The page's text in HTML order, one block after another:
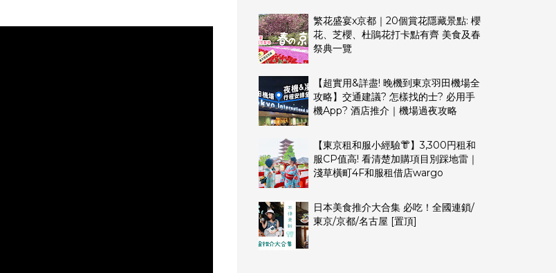
繁花盛宴x京都｜20個賞花隱藏景點: 櫻
花、芝櫻、杜鵑花打卡點有齊 美食及春
祭典一覽
【超實用&詳盡! 晚機到東京羽田機場全
攻略】交通建議? 怎樣找的士? 必用手
機App? 酒店推介｜機場過夜攻略
【東京租和服小經驗👘】3,300円租和
服CP值高! 看清楚加購項目別踩地雷｜
淺草橫町4F和服租借店wargo
日本美食推介大合集 必吃！全國連鎖/
東京/京都/名古屋 [置頂]